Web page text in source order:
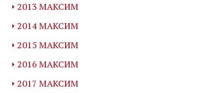
2013 МАКСИМ
2014 МАКСИМ
2015 МАКСИМ
2016 МАКСИМ
2017 МАКСИМ